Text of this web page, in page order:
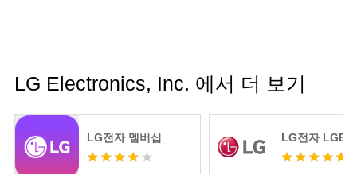
South Korea 107-86-14075 2024-서울영등포-0150
LG Electronics, Inc. 에서 더 보기
LG전자 멤버십 LG전자